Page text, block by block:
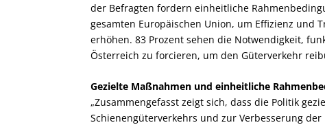
der Befragten fordern einheitliche
gesamten Europäischen Union, um Effizienz und
erhöhen. 83 Prozent sehen die Notwendigkeit,
Österreich zu forcieren, um den Güterverkehr
Gezielte Maßnahmen und einheitliche
„Zusammengefasst zeigt sich, dass die Politik
Schienengüterverkehrs und zur Verbesserung